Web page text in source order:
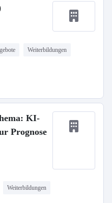
Weiterbildungen
KI-
Prognose
Weiterbildungen